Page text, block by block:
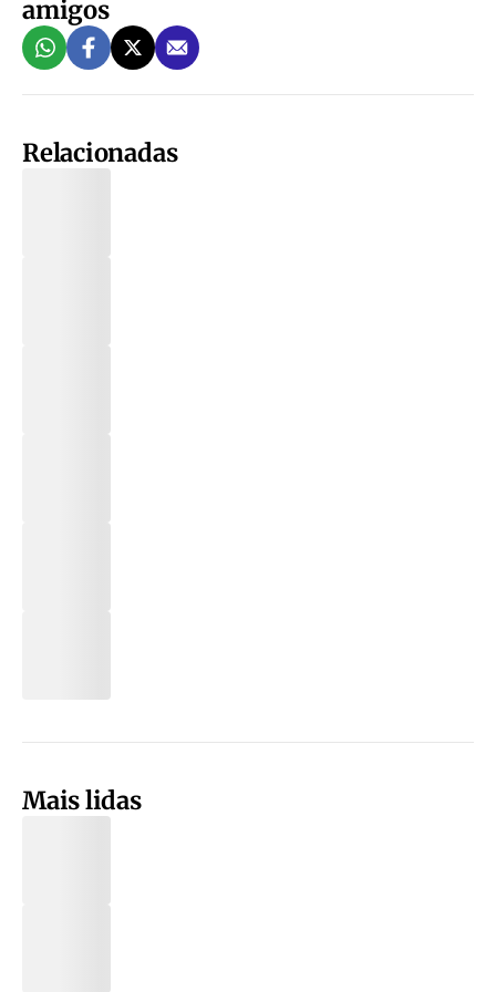
amigos
Relacionadas
Mais lidas